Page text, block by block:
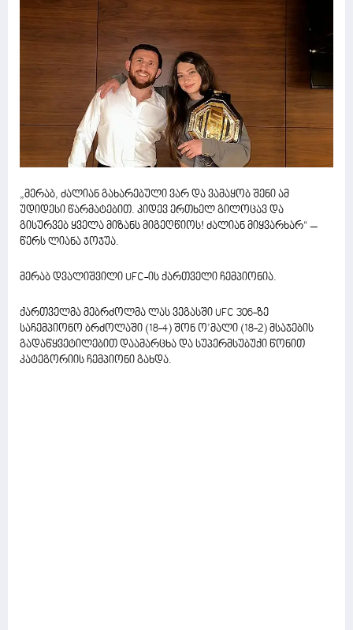
„მერაბ, ძალიან გახარებული ვარ და ვამაყობ შენი ამ
უდიდესი წარმატებით. კიდევ ერთხელ გილოცავ და
გისურვებ ყველა მიზანს მიგეღწიოს! ძალიან მიყვარხარ“ –
წერს ლიანა ჯოჯუა.
მერაბ დვალიშვილი UFC-ის ქართველი ჩემპიონია.
ქართველმა მებრძოლმა ლას ვეგასში UFC 306-ზე
საჩემპიონო ბრძოლაში (18-4) შონ ო’მალი (18-2) მსაჯების
გადაწყვეტილებით დაამარცხა და სუპერმსუბუქი წონით
კატეგორიის ჩემპიონი გახდა.